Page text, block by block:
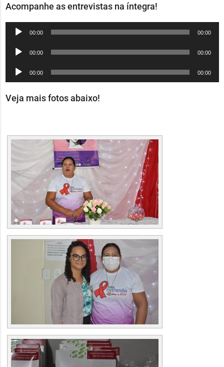
Acompanhe as entrevistas na íntegra!
Tocador
áudio
00:00 00:00
Tocador
áudio
00:00 00:00
Tocador
de
áudio
00:00 00:00
Veja mais fotos abaixo!